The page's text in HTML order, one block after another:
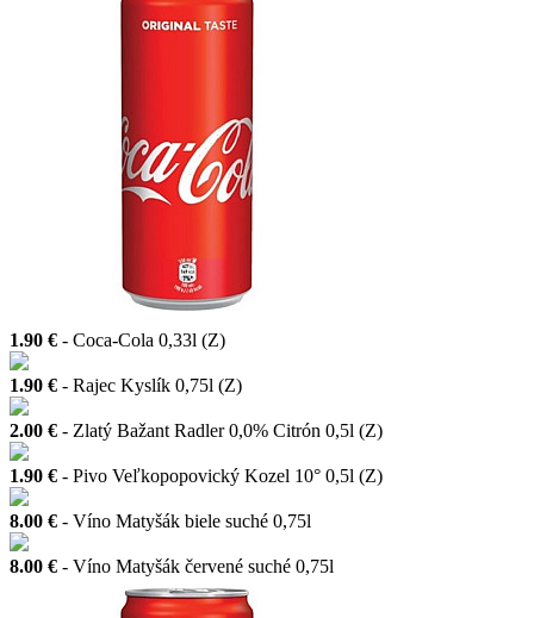
1.90 € - Coca-Cola 0,33l (Z)
1.90 € - Rajec Kyslík 0,75l (Z)
2.00 € - Zlatý Bažant Radler 0,0% Citrón 0,5l (Z)
1.90 € - Pivo Veľkopopovický Kozel 10° 0,5l (Z)
8.00 € - Víno Matyšák biele suché 0,75l
8.00 € - Víno Matyšák červené suché 0,75l